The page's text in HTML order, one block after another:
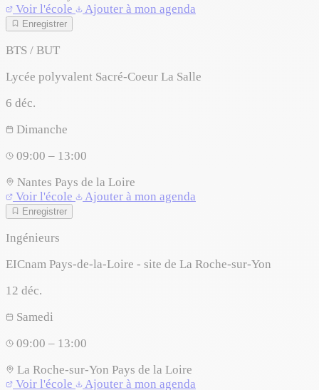
Voir l'école
Ajouter à mon agenda
Enregistrer
BTS / BUT
Lycée polyvalent Sacré-Coeur La Salle
6 déc.
Dimanche
09:00 – 13:00
Nantes Pays de la Loire
Voir l'école
Ajouter à mon agenda
Enregistrer
Ingénieurs
EICnam Pays-de-la-Loire - site de La Roche-sur-Yon
12 déc.
Samedi
09:00 – 13:00
La Roche-sur-Yon Pays de la Loire
Voir l'école
Ajouter à mon agenda